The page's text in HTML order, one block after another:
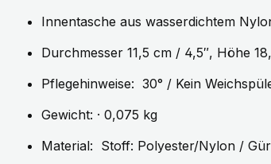
Innentasche aus wasserdichtem
Durchmesser 11,5 cm / 4,5″, Höhe
Pflegehinweise: 30° / Kein
Gewicht: · 0,075 kg
Material: Stoff: Polyester/Nylon /